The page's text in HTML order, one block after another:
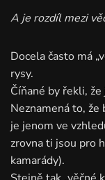
A je rozdíl mezi
Docela často má
rysy.
Číňané by řekli,
Neznamená to, že
je jenom ve
zrovna ti jsou pro
kamarády).